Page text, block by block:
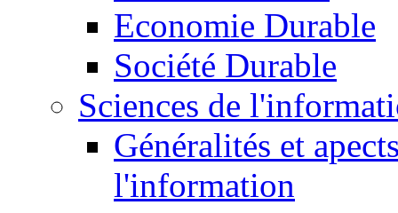
Economie Durable
Société Durable
Sciences de
Généralités et
l'information